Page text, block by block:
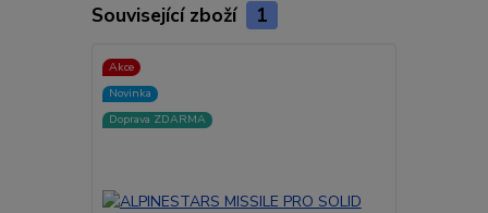
Související zboží 1
Akce
Novinka
Doprava ZDARMA